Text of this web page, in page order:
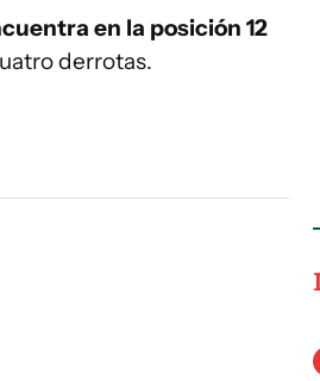
en la posición 12
derrotas.